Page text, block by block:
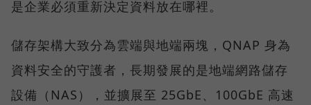
是企業必須重新決定資料放在哪裡。
儲存架構大致分為雲端與地端兩塊，QNAP 身為
資料安全的守護者，長期發展的是地端網路儲存
設備（NAS），並擴展至 25GbE、100GbE 高速